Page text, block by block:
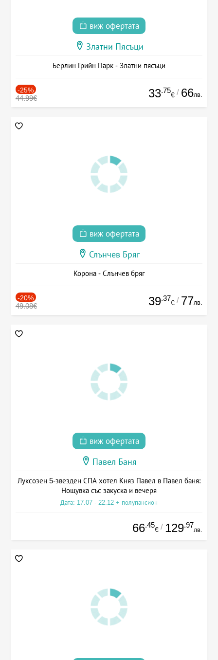
виж офертата
Златни Пясъци
Берлин Грийн Парк - Златни пясъци
-25%
44.99€ 33.75
€ / 66лв.
виж офертата
Слънчев Бряг
Корона - Слънчев бряг
-20%
49.08€ 39.37
€ / 77лв.
виж офертата
Павел Баня
Луксозен 5-звезден СПА хотел Княз Павел в Павел баня:
Нощувка със закуска и вечеря
Дата: 17.07 - 22.12 + полупансион
66.45
€ / 129.97
лв.